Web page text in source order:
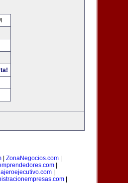
ZonaNegocios.com
|
|